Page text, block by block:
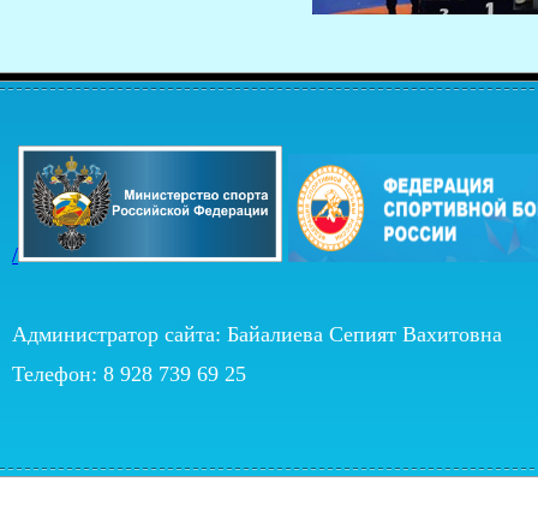
/
Администратор сайта: Байалиева Сепият Вахитовна
Телефон: 8 928 739 69 25